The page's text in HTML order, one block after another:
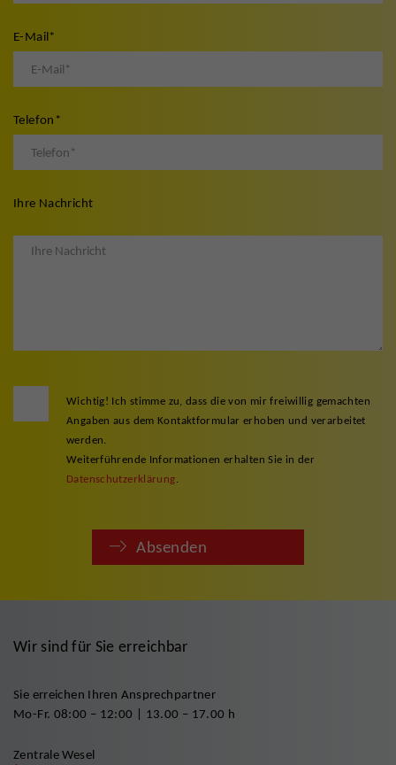
E-Mail*
Telefon *
Ihre Nachricht
Wichtig! Ich stimme zu, dass die von mir freiwillig gemachten
Angaben aus dem Kontaktformular erhoben und verarbeitet
werden.
Weiterführende Informationen erhalten Sie in der
Datenschutzerklärung.
Absenden
Wir sind für Sie erreichbar
Sie erreichen Ihren Ansprechpartner
Mo-Fr. 08:00 – 12:00 | 13.00 – 17.00 h
Zentrale Wesel